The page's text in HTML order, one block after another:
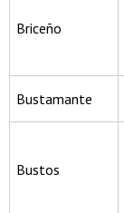
Briceño
Bustamante
Bustos